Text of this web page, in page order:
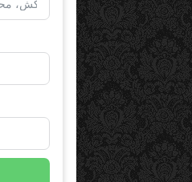
3 layer kraft
$ 0.00